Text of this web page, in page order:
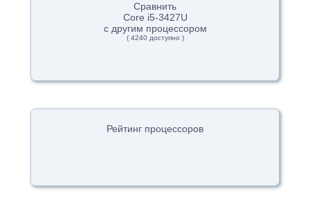
Сравнить
Core i5-3427U
с другим процессором
( 4240 доступно )
Рейтинг процессоров